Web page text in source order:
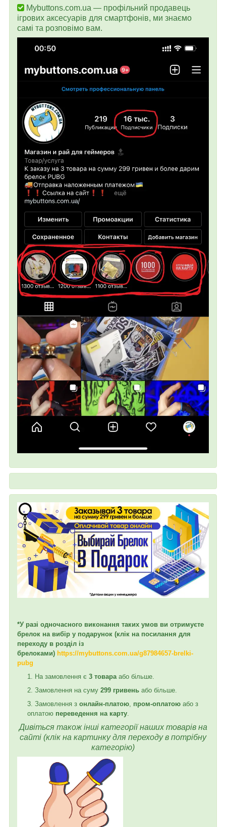
Mybuttons.com.ua — профільний продавець
ігрових аксесуарів для смартфонів, ми знаємо
самі та розповімо вам.
*У разі одночасного виконання таких умов ви отримуєте
брелок на вибір у подарунок (клік на посилання для
переходу в розділ із
брелоками) https://mybuttons.com.ua/g87984657-brelki-
pubg
На замовлення є 3 товараабо більше.
Замовлення на суму 299 гривень або більше.
Замовлення з онлайн-платою, пром-оплатою або з
оплатою переведення на карту.
Дивіться також інші категорії наших товарів на
сайті (клік на картинку для переходу в потрібну
категорію)